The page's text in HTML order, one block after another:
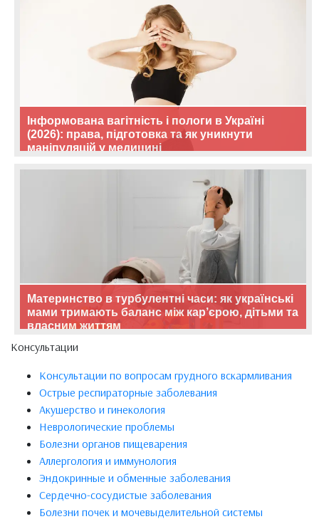
Інформована вагітність і пологи в Україні
(2026): права, підготовка та як уникнути
маніпуляцій у медицині
Материнство в турбулентні часи: як українські
мами тримають баланс між кар’єрою, дітьми та
власним життям
Консультации
Консультации по вопросам грудного вскармливания
Острые респираторные заболевания
Акушерство и гинекология
Неврологические проблемы
Болезни органов пищеварения
Аллергология и иммунология
Эндокринные и обменные заболевания
Сердечно-сосудистые заболевания
Болезни почек и мочевыделительной системы